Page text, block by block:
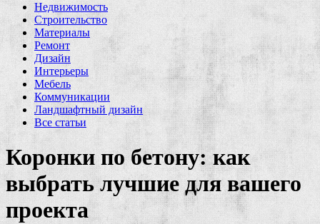
Недвижимость
Строительство
Материалы
Ремонт
Дизайн
Интерьеры
Мебель
Коммуникации
Ландшафтный дизайн
Все статьи
Коронки по бетону: как
выбрать лучшие для вашего
проекта